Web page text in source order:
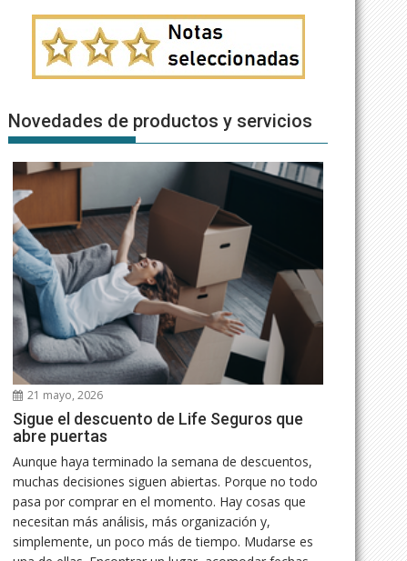
Novedades de productos y servicios
21 mayo, 2026
Sigue el descuento de Life Seguros que
abre puertas
Aunque haya terminado la semana de descuentos,
muchas decisiones siguen abiertas. Porque no todo
pasa por comprar en el momento. Hay cosas que
necesitan más análisis, más organización y,
simplemente, un poco más de tiempo. Mudarse es